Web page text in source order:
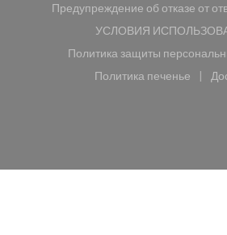
Предупреждение об отказе от
УСЛОВИЯ
Политика защиты
Политика печенье